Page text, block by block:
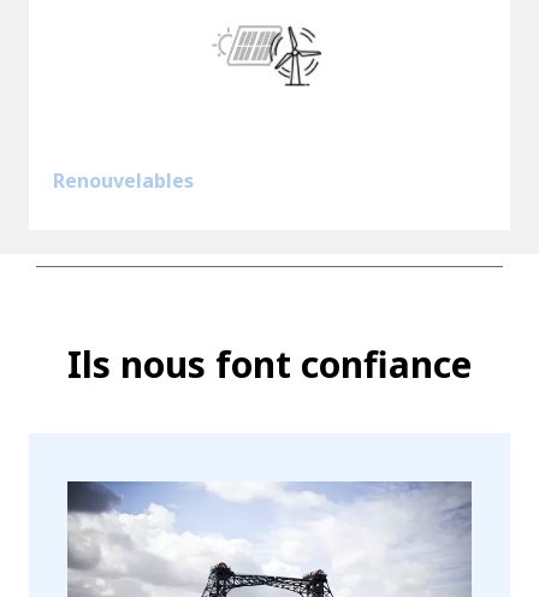
Renouvelables
Ils nous font confiance